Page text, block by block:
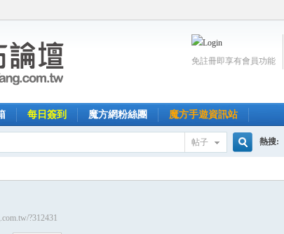
免註冊即享有會員功能
每日簽到 魔方網粉絲團 魔方手遊資訊站
帖子 熱搜:
?312431